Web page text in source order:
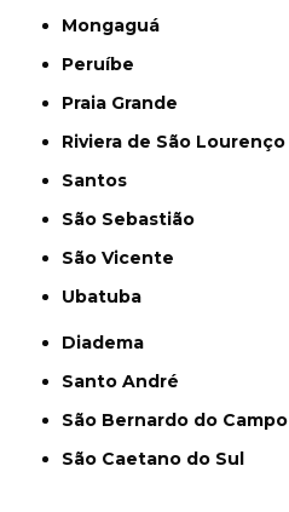
Mongaguá
Peruíbe
Praia Grande
Riviera de São Lourenço
Santos
São Sebastião
São Vicente
Ubatuba
Diadema
Santo André
São Bernardo do Campo
São Caetano do Sul